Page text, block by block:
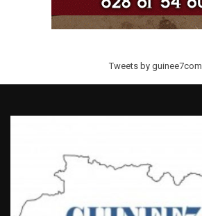
Tweets by guinee7com